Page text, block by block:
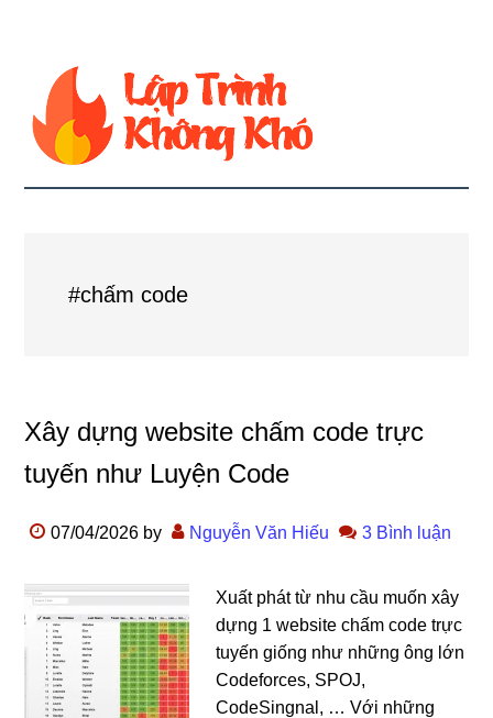
#chấm code
Xây dựng website chấm code trực
tuyến như Luyện Code
07/04/2026 by Nguyễn Văn Hiếu 3 Bình luận
Xuất phát từ nhu cầu muốn xây
dựng 1 website chấm code trực
tuyến giống như những ông lớn
Codeforces, SPOJ,
CodeSingnal, … Với những